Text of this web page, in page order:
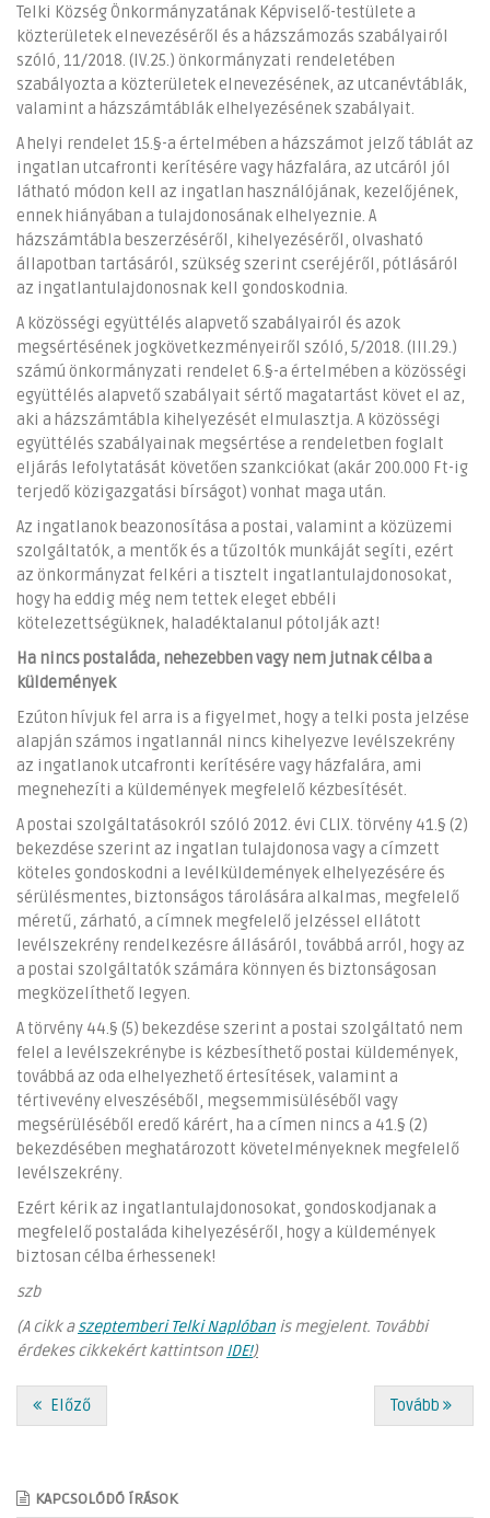
Telki Község Önkormányzatának Képviselő-testülete a
közterületek elnevezéséről és a házszámozás szabályairól
szóló, 11/2018. (IV.25.) önkormányzati rendeletében
szabályozta a közterületek elnevezésének, az utcanévtáblák,
valamint a házszámtáblák elhelyezésének szabályait.
A helyi rendelet 15.§-a értelmében a házszámot jelző táblát az
ingatlan utcafronti kerítésére vagy házfalára, az utcáról jól
látható módon kell az ingatlan használójának, kezelőjének,
ennek hiányában a tulajdonosának elhelyeznie. A
házszámtábla beszerzéséről, kihelyezéséről, olvasható
állapotban tartásáról, szükség szerint cseréjéről, pótlásáról
az ingatlantulajdonosnak kell gondoskodnia.
A közösségi együttélés alapvető szabályairól és azok
megsértésének jogkövetkezményeiről szóló, 5/2018. (III.29.)
számú önkormányzati rendelet 6.§-a értelmében a közösségi
együttélés alapvető szabályait sértő magatartást követ el az,
aki a házszámtábla kihelyezését elmulasztja. A közösségi
együttélés szabályainak megsértése a rendeletben foglalt
eljárás lefolytatását követően szankciókat (akár 200.000 Ft-ig
terjedő közigazgatási bírságot) vonhat maga után.
Az ingatlanok beazonosítása a postai, valamint a közüzemi
szolgáltatók, a mentők és a tűzoltók munkáját segíti, ezért
az önkormányzat felkéri a tisztelt ingatlantulajdonosokat,
hogy ha eddig még nem tettek eleget ebbéli
kötelezettségüknek, haladéktalanul pótolják azt!
Ha nincs postaláda, nehezebben vagy nem jutnak célba a
küldemények
Ezúton hívjuk fel arra is a figyelmet, hogy a telki posta jelzése
alapján számos ingatlannál nincs kihelyezve levélszekrény
az ingatlanok utcafronti kerítésére vagy házfalára, ami
megnehezíti a küldemények megfelelő kézbesítését.
A postai szolgáltatásokról szóló 2012. évi CLIX. törvény 41.§ (2)
bekezdése szerint az ingatlan tulajdonosa vagy a címzett
köteles gondoskodni a levélküldemények elhelyezésére és
sérülésmentes, biztonságos tárolására alkalmas, megfelelő
méretű, zárható, a címnek megfelelő jelzéssel ellátott
levélszekrény rendelkezésre állásáról, továbbá arról, hogy az
a postai szolgáltatók számára könnyen és biztonságosan
megközelíthető legyen.
A törvény 44.§ (5) bekezdése szerint a postai szolgáltató nem
felel a levélszekrénybe is kézbesíthető postai küldemények,
továbbá az oda elhelyezhető értesítések, valamint a
tértivevény elveszéséből, megsemmisüléséből vagy
megsérüléséből eredő kárért, ha a címen nincs a 41.§ (2)
bekezdésében meghatározott követelményeknek megfelelő
levélszekrény.
Ezért kérik az ingatlantulajdonosokat, gondoskodjanak a
megfelelő postaláda kihelyezéséről, hogy a küldemények
biztosan célba érhessenek!
szb
(A cikk aszeptemberi Telki Naplóban is megjelent. További
érdekes cikkekért kattintson IDE!)
Előző Tovább
KAPCSOLÓDÓ ÍRÁSOK